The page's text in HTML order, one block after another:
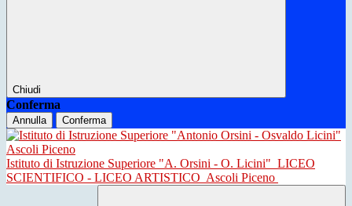
Chiudi
Conferma
Annulla Conferma
Istituto di Istruzione Superiore "A. Orsini - O. Licini" LICEO
SCIENTIFICO - LICEO ARTISTICO Ascoli Piceno